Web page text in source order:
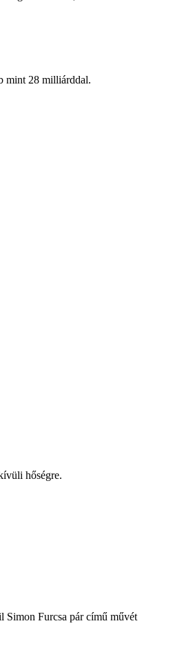
mint 28 milliárddal.
hőségre.
Simon Furcsa pár című művét